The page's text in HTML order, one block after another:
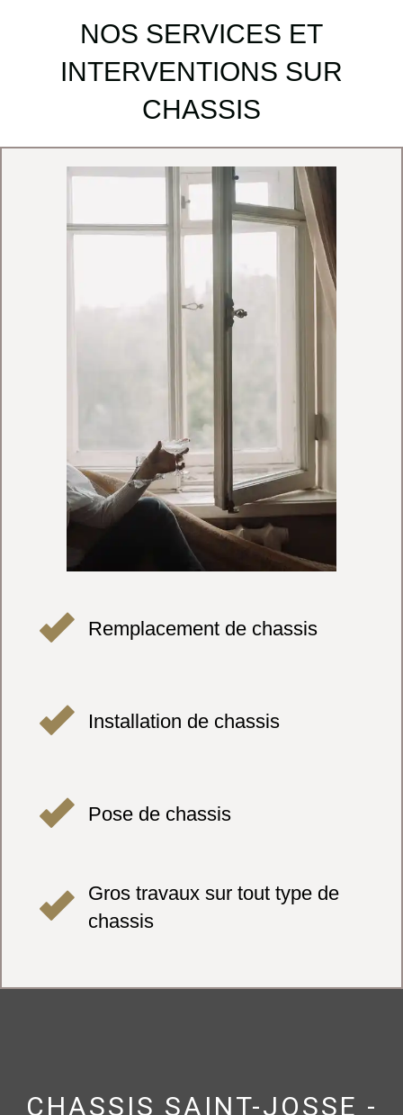
NOS SERVICES ET
INTERVENTIONS SUR
CHASSIS
Remplacement de chassis
Installation de chassis
Pose de chassis
Gros travaux sur tout type de
chassis
CHASSIS SAINT-JOSSE -